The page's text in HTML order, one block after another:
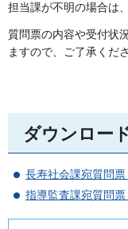
担当課が不明の場合は
質問票の内容や受付状
ますので、ご了承くださ
ダウンロー
長寿社会課宛質問票
指導監査課宛質問票